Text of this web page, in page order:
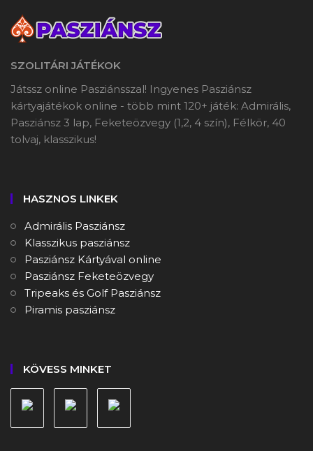
SZOLITÁRI JÁTÉKOK
Játssz online Pasziánsszal! Ingyenes Pasziánsz
kártyajátékok online - több mint 120+ játék: Admirális,
Pasziánsz 3 lap, Feketeözvegy (1,2, 4 szín), Félkör, 40
tolvaj, klasszikus!
HASZNOS LINKEK
Admirális Pasziánsz
Klasszikus pasziánsz
Pasziánsz Kártyával online
Pasziánsz Feketeözvegy
Tripeaks és Golf Pasziánsz
Piramis pasziánsz
KÖVESS MINKET